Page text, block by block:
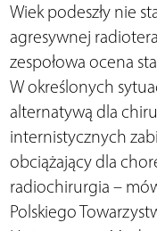
Wiek podeszły nie
agresywnej
zespołowa ocena
W określonych
alternatywą dla
internistycznych
obciążający dla
radiochirurgia –
Polskiego